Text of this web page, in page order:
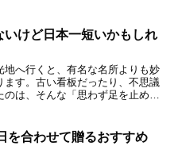
けど日本一短いかもしれ
へ行くと、有名な名所よりも妙
す。古い看板だったり、不思議
は、そんな「思わず足を止めて
合わせて贈るおすすめ